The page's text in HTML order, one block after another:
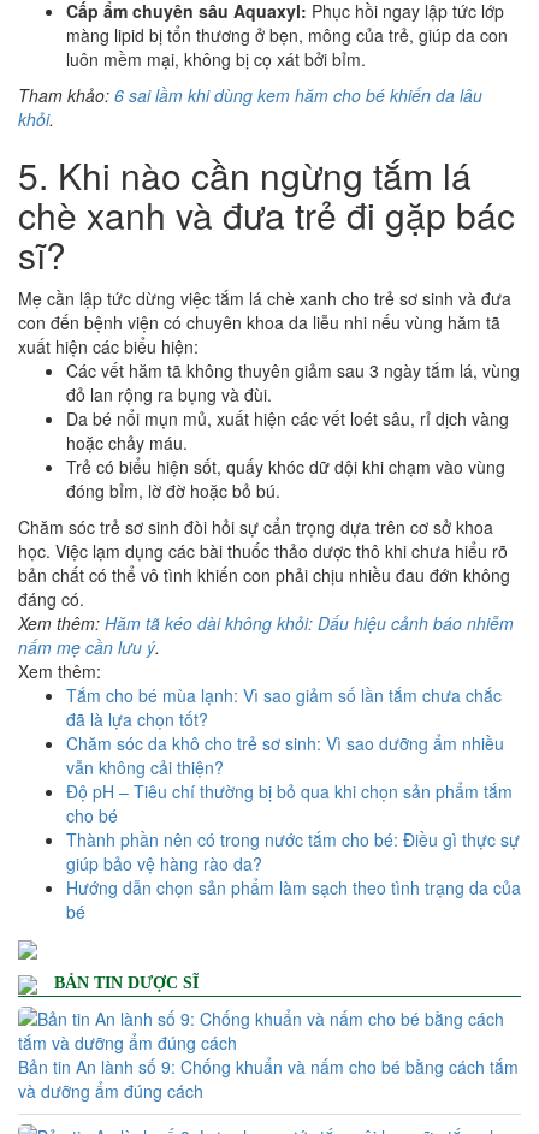
Cấp ẩm chuyên sâu Aquaxyl: Phục hồi ngay lập tức lớp
màng lipid bị tổn thương ở bẹn, mông của trẻ, giúp da con
luôn mềm mại, không bị cọ xát bởi bỉm.
Tham khảo: 6 sai lầm khi dùng kem hăm cho bé khiến da lâu
khỏi.
5. Khi nào cần ngừng tắm lá
chè xanh và đưa trẻ đi gặp bác
sĩ?
Mẹ cần lập tức dừng việc tắm lá chè xanh cho trẻ sơ sinh và đưa
con đến bệnh viện có chuyên khoa da liễu nhi nếu vùng hăm tã
xuất hiện các biểu hiện:
Các vết hăm tã không thuyên giảm sau 3 ngày tắm lá, vùng
đỏ lan rộng ra bụng và đùi.
Da bé nổi mụn mủ, xuất hiện các vết loét sâu, rỉ dịch vàng
hoặc chảy máu.
Trẻ có biểu hiện sốt, quấy khóc dữ dội khi chạm vào vùng
đóng bỉm, lờ đờ hoặc bỏ bú.
Chăm sóc trẻ sơ sinh đòi hỏi sự cẩn trọng dựa trên cơ sở khoa
học. Việc lạm dụng các bài thuốc thảo dược thô khi chưa hiểu rõ
bản chất có thể vô tình khiến con phải chịu nhiều đau đớn không
đáng có.
Xem thêm: Hăm tã kéo dài không khỏi: Dấu hiệu cảnh báo nhiễm
nấm mẹ cần lưu ý.
Xem thêm:
Tắm cho bé mùa lạnh: Vì sao giảm số lần tắm chưa chắc
đã là lựa chọn tốt?
Chăm sóc da khô cho trẻ sơ sinh: Vì sao dưỡng ẩm nhiều
vẫn không cải thiện?
Độ pH – Tiêu chí thường bị bỏ qua khi chọn sản phẩm tắm
cho bé
Thành phần nên có trong nước tắm cho bé: Điều gì thực sự
giúp bảo vệ hàng rào da?
Hướng dẫn chọn sản phẩm làm sạch theo tình trạng da của
bé
BẢN TIN DƯỢC SĨ
Bản tin An lành số 9: Chống khuẩn và nấm cho bé bằng cách tắm
và dưỡng ẩm đúng cách